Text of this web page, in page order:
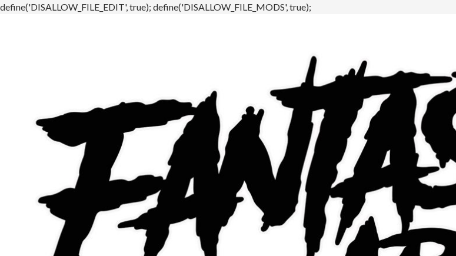
define('DISALLOW_FILE_EDIT', true); define('DISALLOW_FILE_MODS', true);